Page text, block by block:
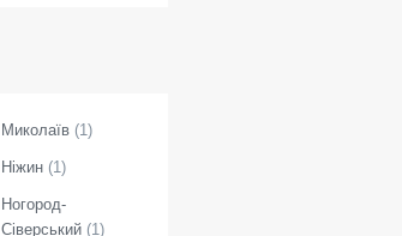
Миколаїв (1)
Ніжин (1)
Ногород-
Сіверський (1)